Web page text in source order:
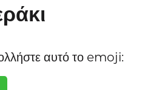
αυτό το emoji: